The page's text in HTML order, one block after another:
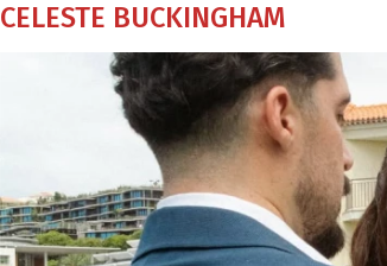
CELESTE BUCKINGHAM